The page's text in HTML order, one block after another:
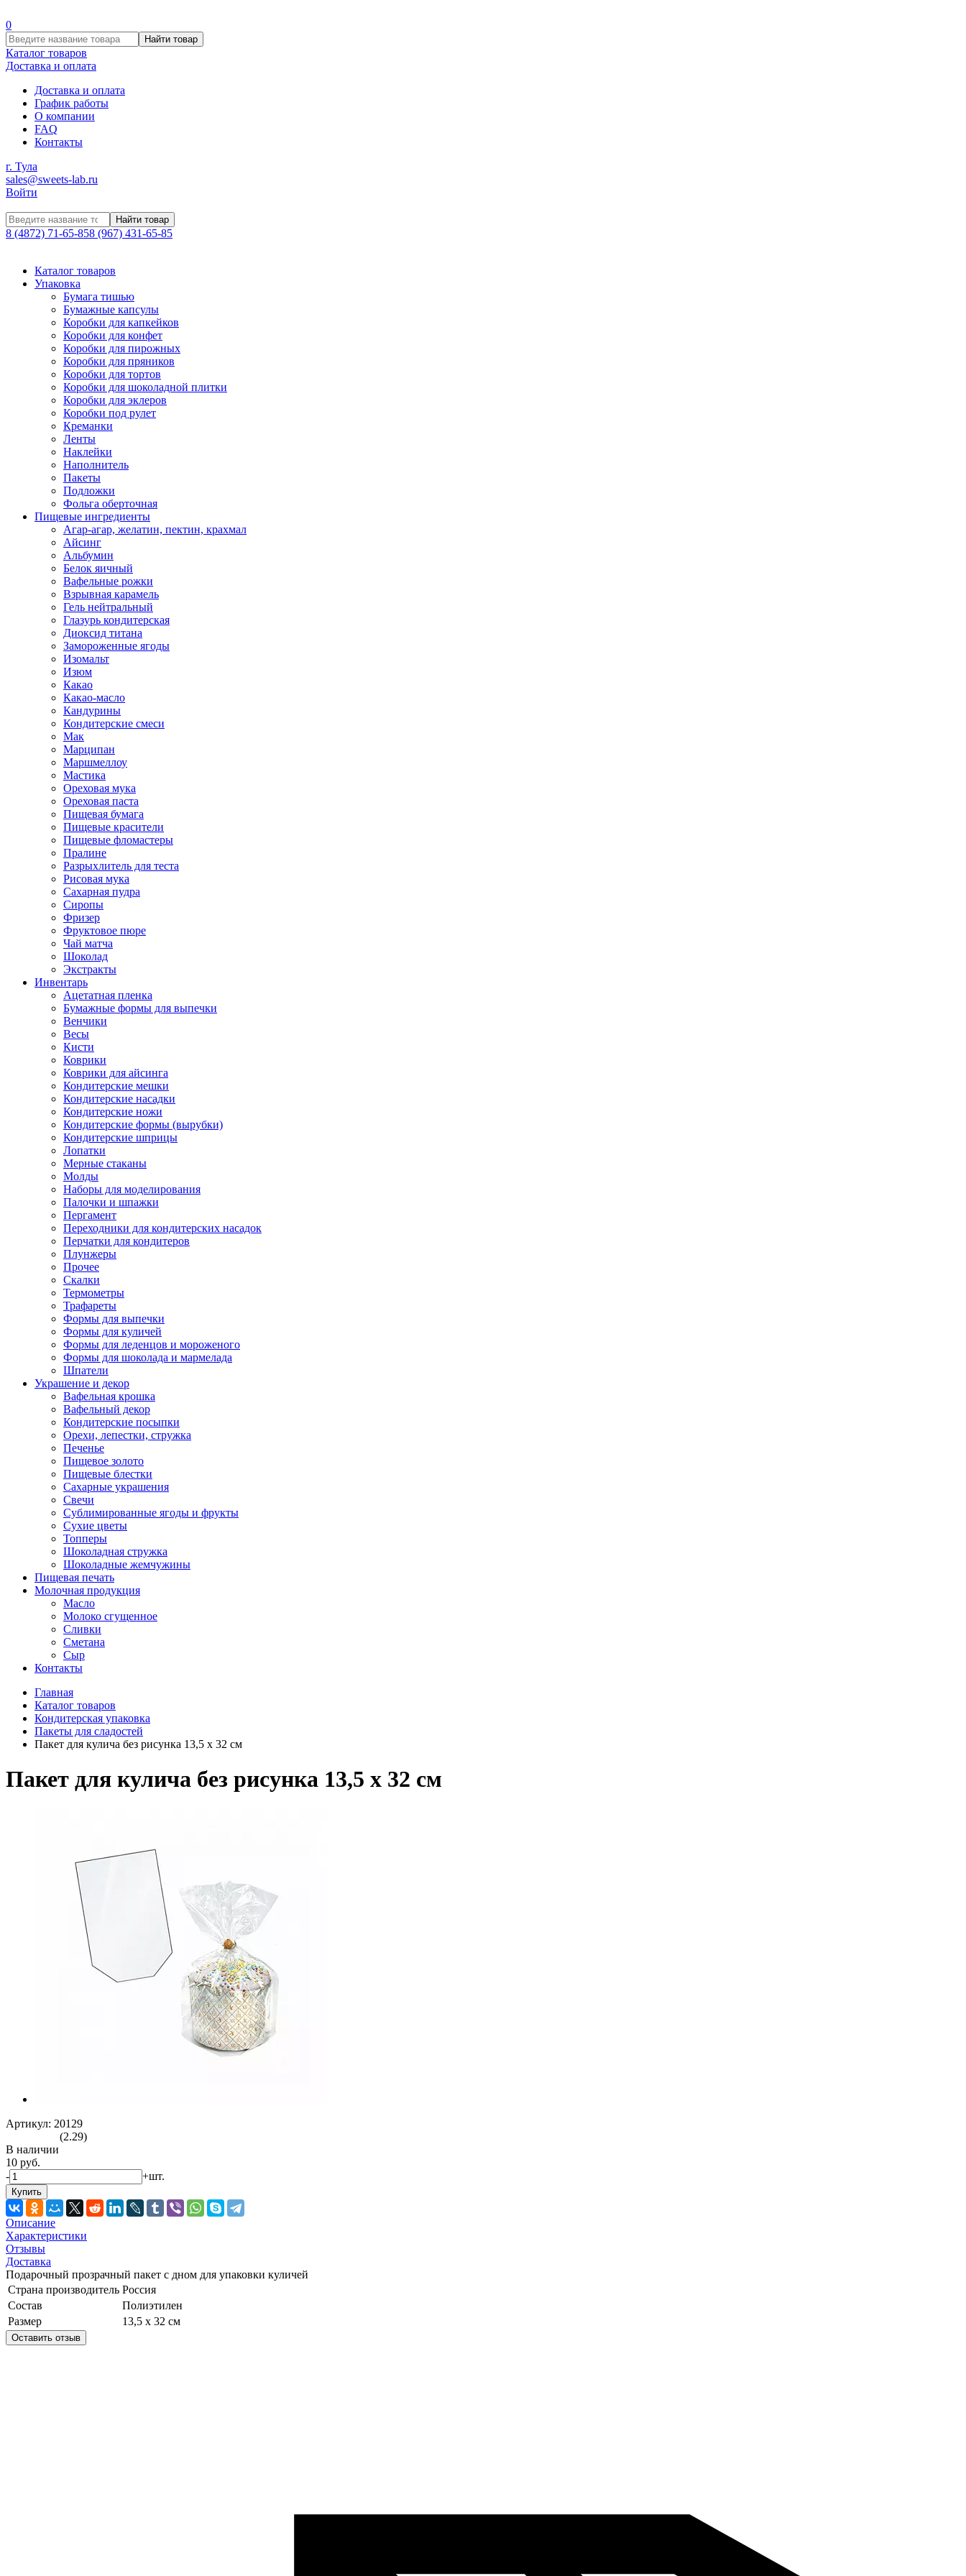
0
Найти товар
Каталог товаров
Доставка и оплата
Доставка и оплата
График работы
О компании
FAQ
Контакты
г. Тула
sales@sweets-lab.ru
Войти
Найти товар
8 (4872) 71-65-858 (967) 431-65-85
Каталог товаров
Упаковка
Бумага тишью
Бумажные капсулы
Коробки для капкейков
Коробки для конфет
Коробки для пирожных
Коробки для пряников
Коробки для тортов
Коробки для шоколадной плитки
Коробки для эклеров
Коробки под рулет
Креманки
Ленты
Наклейки
Наполнитель
Пакеты
Подложки
Фольга оберточная
Пищевые ингредиенты
Агар-агар, желатин, пектин, крахмал
Айсинг
Альбумин
Белок яичный
Вафельные рожки
Взрывная карамель
Гель нейтральный
Глазурь кондитерская
Диоксид титана
Замороженные ягоды
Изомальт
Изюм
Какао
Какао-масло
Кандурины
Кондитерские смеси
Мак
Марципан
Маршмеллоу
Мастика
Ореховая мука
Ореховая паста
Пищевая бумага
Пищевые красители
Пищевые фломастеры
Пралине
Разрыхлитель для теста
Рисовая мука
Сахарная пудра
Сиропы
Фризер
Фруктовое пюре
Чай матча
Шоколад
Экстракты
Инвентарь
Ацетатная пленка
Бумажные формы для выпечки
Венчики
Весы
Кисти
Коврики
Коврики для айсинга
Кондитерские мешки
Кондитерские насадки
Кондитерские ножи
Кондитерские формы (вырубки)
Кондитерские шприцы
Лопатки
Мерные стаканы
Молды
Наборы для моделирования
Палочки и шпажки
Пергамент
Переходники для кондитерских насадок
Перчатки для кондитеров
Плунжеры
Прочее
Скалки
Термометры
Трафареты
Формы для выпечки
Формы для куличей
Формы для леденцов и мороженого
Формы для шоколада и мармелада
Шпатели
Украшение и декор
Вафельная крошка
Вафельный декор
Кондитерские посыпки
Орехи, лепестки, стружка
Печенье
Пищевое золото
Пищевые блестки
Сахарные украшения
Свечи
Сублимированные ягоды и фрукты
Сухие цветы
Топперы
Шоколадная стружка
Шоколадные жемчужины
Пищевая печать
Молочная продукция
Масло
Молоко сгущенное
Сливки
Сметана
Сыр
Контакты
Главная
Каталог товаров
Кондитерская упаковка
Пакеты для сладостей
Пакет для кулича без рисунка 13,5 х 32 см
Пакет для кулича без рисунка 13,5 х 32 см
Артикул: 20129
(2.29)
В наличии
10 руб.
-
+шт.
Купить
Описание
Характеристики
Отзывы
Доставка
Подарочный прозрачный пакет с дном для упаковки куличей
Страна производитель Россия
Состав
Полиэтилен
Размер
13,5 х 32 см
Оставить отзыв